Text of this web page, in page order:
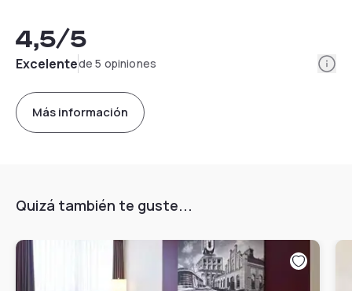
4,5/5
Excelentede 5 opiniones
Más información
Quizá también te guste...